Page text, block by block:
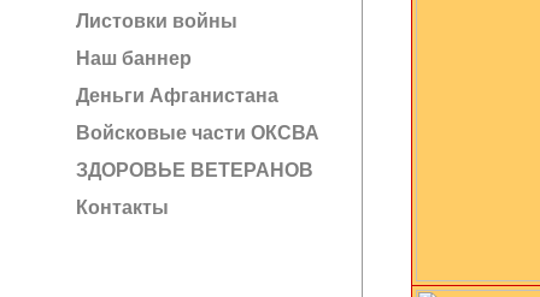
Листовки войны
Наш баннер
Деньги Афганистана
Войсковые части ОКСВА
ЗДОРОВЬЕ ВЕТЕРАНОВ
Контакты